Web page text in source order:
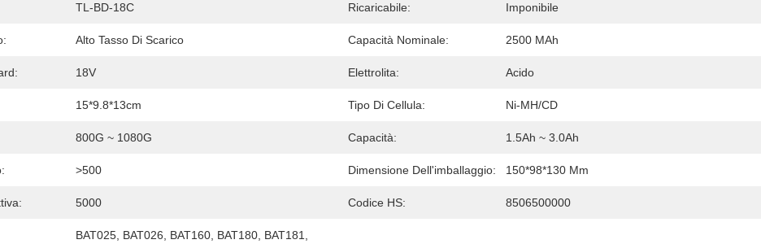
TL-BD-18C Ricaricabile: Imponibile
Alto Tasso Di Scarico Capacità Nominale: 2500 MAh
18V Elettrolita: Acido
15*9.8*13cm Tipo Di Cellula: Ni-MH/CD
800G ~ 1080G Capacità: 1.5Ah ~ 3.0Ah
>500 Dimensione Dell'imballaggio: 150*98*130 Mm
5000 Codice HS: 8506500000
BAT025, BAT026, BAT160, BAT180, BAT181,